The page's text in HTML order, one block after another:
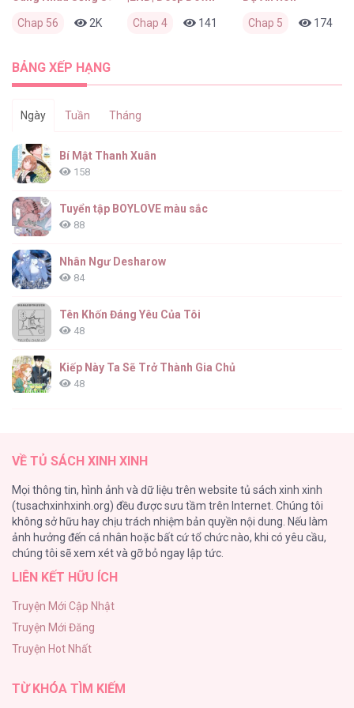
Chap 56 2K 3 tuần trước
Chap 4 141 2 tháng trước
Chap 5 174
BẢNG XẾP HẠNG
Ngày Tuần Tháng
Bí Mật Thanh Xuân
158
Tuyển tập BOYLOVE màu sắc
88
Nhân Ngư Desharow
84
Tên Khốn Đáng Yêu Của Tôi
48
Kiếp Này Ta Sẽ Trở Thành Gia Chủ
48
44
Cash Or Credit
44
BÌNH MINH CHIA CẮT BÓNG ĐÊM
ONESHOT CHỊCH VỒN CHỊCH VÃ
31
VỀ TỦ SÁCH XINH XINH
Mọi thông tin, hình ảnh và dữ liệu trên website tủ sách xinh xinh
(tusachxinhxinh.org) đều được sưu tầm trên Internet. Chúng tôi
không sở hữu hay chịu trách nhiệm bản quyền nội dung. Nếu làm
ảnh hưởng đến cá nhân hoặc bất cứ tổ chức nào, khi có yêu cầu,
chúng tôi sẽ xem xét và gỡ bỏ ngay lập tức.
LIÊN KẾT HỮU ÍCH
Truyện Mới Cập Nhật
Truyện Mới Đăng
Truyện Hot Nhất
TỪ KHÓA TÌM KIẾM